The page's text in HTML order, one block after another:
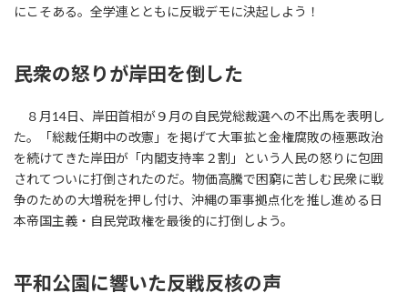
にこそある。全学連とともに反戦デモに決起しよう！
民衆の怒りが岸田を倒した
８月14日、岸田首相が９月の自民党総裁選への不出馬を表明し
た。「総裁任期中の改憲」を掲げて大軍拡と金権腐敗の極悪政治
を続けてきた岸田が「内閣支持率２割」という人民の怒りに包囲
されてついに打倒されたのだ。物価高騰で困窮に苦しむ民衆に戦
争のための大増税を押し付け、沖縄の軍事拠点化を推し進める日
本帝国主義・自民党政権を最後的に打倒しよう。
平和公園に響いた反戦反核の声